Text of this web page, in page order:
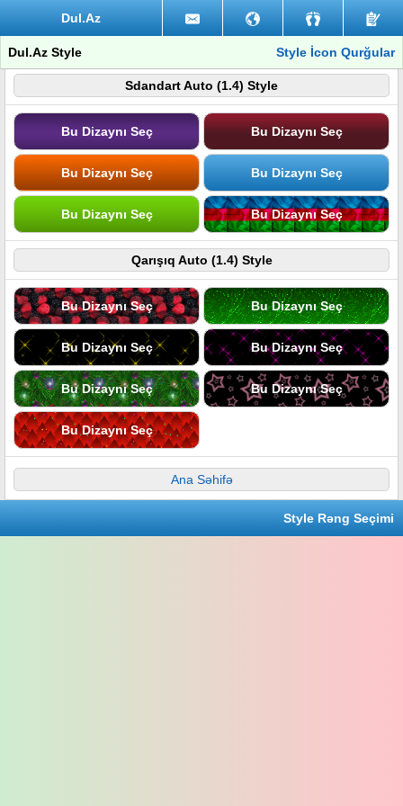
Dul.Az
Dul.Az Style Style İcon Qurğular
Sdandart Auto (1.4) Style
Bu Dizaynı Seç Bu Dizaynı Seç
Bu Dizaynı Seç Bu Dizaynı Seç
Bu Dizaynı Seç Bu Dizaynı Seç
Qarışıq Auto (1.4) Style
Bu Dizaynı Seç Bu Dizaynı Seç
Bu Dizaynı Seç Bu Dizaynı Seç
Bu Dizaynı Seç Bu Dizaynı Seç
Bu Dizaynı Seç
Ana Səhifə
Style Rəng Seçimi